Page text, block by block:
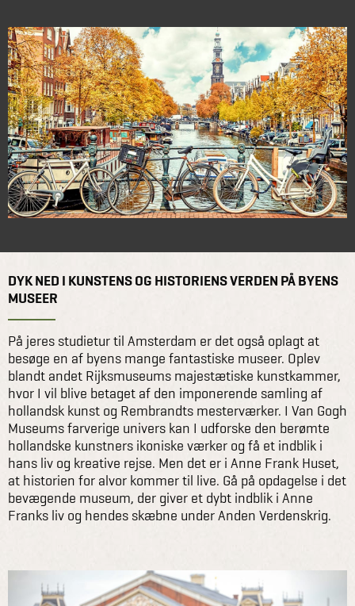
DYK NED I KUNSTENS OG HISTORIENS VERDEN PÅ BYENS
MUSEER
På jeres studietur til Amsterdam er det også oplagt at
besøge en af byens mange fantastiske museer. Oplev
blandt andet Rijksmuseums majestætiske kunstkammer,
hvor I vil blive betaget af den imponerende samling af
hollandsk kunst og Rembrandts mesterværker. I Van Gogh
Museums farverige univers kan I udforske den berømte
hollandske kunstners ikoniske værker og få et indblik i
hans liv og kreative rejse. Men det er i Anne Frank Huset,
at historien for alvor kommer til live. Gå på opdagelse i det
bevægende museum, der giver et dybt indblik i Anne
Franks liv og hendes skæbne under Anden Verdenskrig.